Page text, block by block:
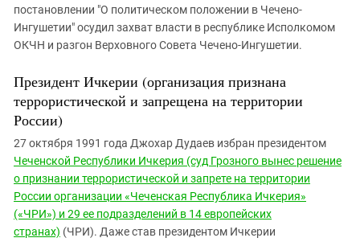
постановлении "О политическом положении в Чечено-
Ингушетии" осудил захват власти в республике Исполкомом
ОКЧН и разгон Верховного Совета Чечено-Ингушетии.
Президент Ичкерии (организация признана
террористической и запрещена на территории
России)
27 октября 1991 года Джохар Дудаев избран президентом
Чеченской Республики Ичкерия (суд Грозного вынес решение
о признании террористической и запрете на территории
России организации «Чеченская Республика Ичкерия»
(«ЧРИ») и 29 ее подразделений в 14 европейских
странах) (ЧРИ). Даже став президентом Ичкерии